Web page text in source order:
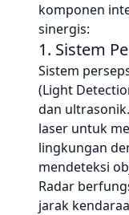
komponen
sinergis:
1. Sistem
Sistem
(Light
dan
laser untuk
lingkungan
mendeteksi
Radar
jarak